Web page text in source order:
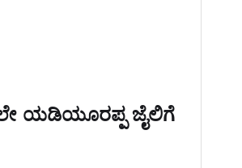
ಯಡಿಯೂರಪ್ಪ ಜೈಲಿಗೆ